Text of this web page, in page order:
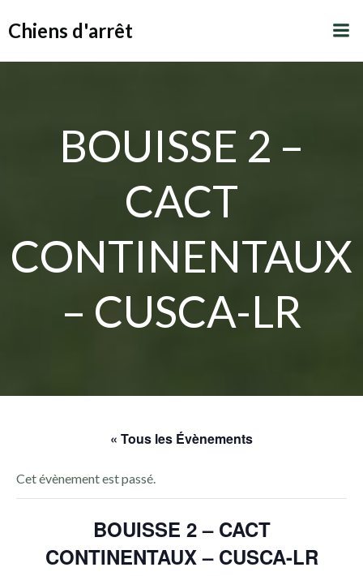
Chiens d'arrêt
BOUISSE 2 –
CACT
CONTINENTAUX
– CUSCA-LR
« Tous les Évènements
Cet évènement est passé.
BOUISSE 2 – CACT
CONTINENTAUX – CUSCA-LR